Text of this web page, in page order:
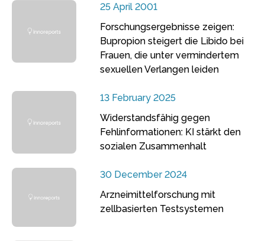
25 April 2001
Forschungsergebnisse zeigen:
Bupropion steigert die Libido bei
Frauen, die unter vermindertem
sexuellen Verlangen leiden
13 February 2025
Widerstandsfähig gegen
Fehlinformationen: KI stärkt den
sozialen Zusammenhalt
30 December 2024
Arzneimittelforschung mit
zellbasierten Testsystemen